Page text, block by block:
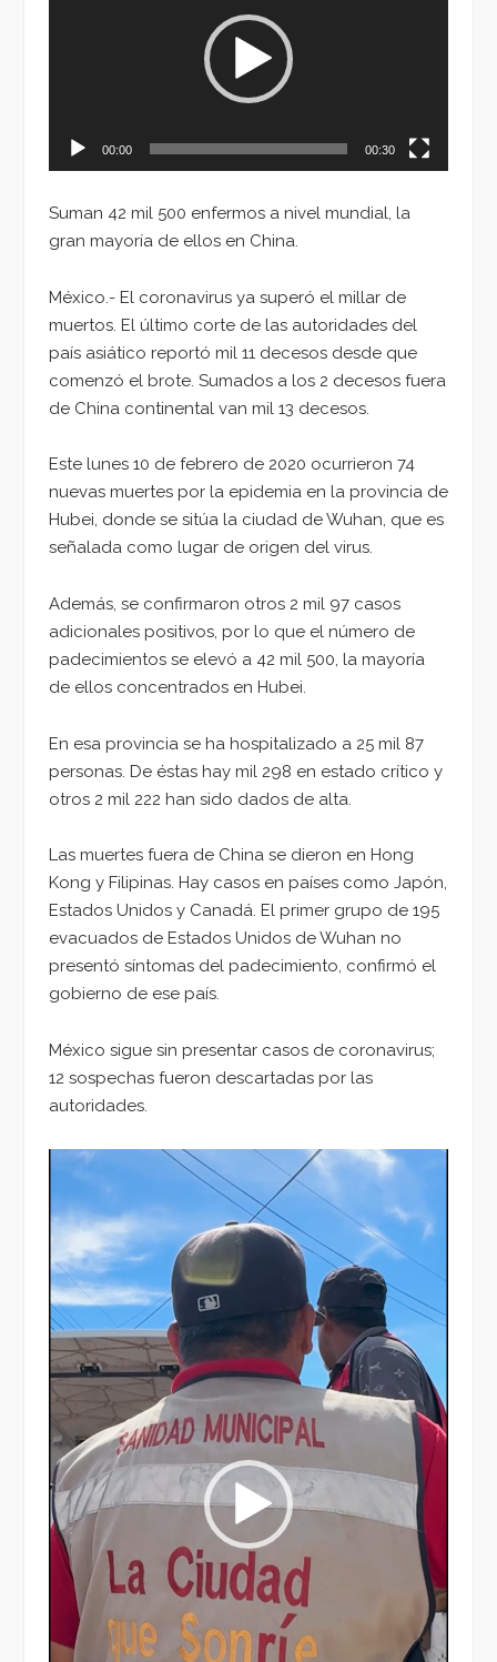
00:00 00:30
Suman 42 mil 500 enfermos a nivel mundial, la
gran mayoría de ellos en China.
México.- El coronavirus ya superó el millar de
muertos. El último corte de las autoridades del
país asiático reportó mil 11 decesos desde que
comenzó el brote. Sumados a los 2 decesos fuera
de China continental van mil 13 decesos.
Este lunes 10 de febrero de 2020 ocurrieron 74
nuevas muertes por la epidemia en la provincia de
Hubei, donde se sitúa la ciudad de Wuhan, que es
señalada como lugar de origen del virus.
Además, se confirmaron otros 2 mil 97 casos
adicionales positivos, por lo que el número de
padecimientos se elevó a 42 mil 500, la mayoría
de ellos concentrados en Hubei.
En esa provincia se ha hospitalizado a 25 mil 87
personas. De éstas hay mil 298 en estado crítico y
otros 2 mil 222 han sido dados de alta.
Las muertes fuera de China se dieron en Hong
Kong y Filipinas. Hay casos en países como Japón,
Estados Unidos y Canadá. El primer grupo de 195
evacuados de Estados Unidos de Wuhan no
presentó síntomas del padecimiento, confirmó el
gobierno de ese país.
México sigue sin presentar casos de coronavirus;
12 sospechas fueron descartadas por las
autoridades.
Reproductor
vídeo